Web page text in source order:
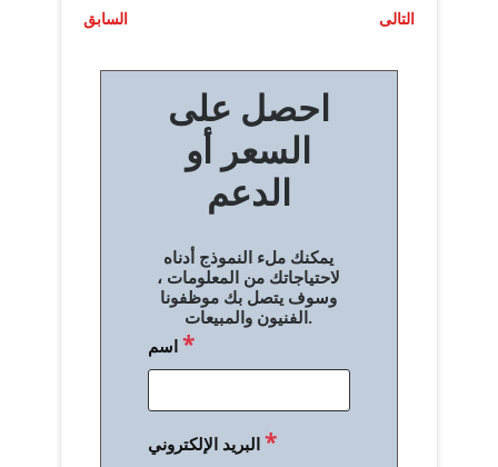
ت
ص
السابق التالى
احصل على
السعر أو
الدعم
يمكنك ملء النموذج أدناه
لاحتياجاتك من المعلومات ،
وسوف يتصل بك موظفونا
الفنيون والمبيعات.
اسم*
البريد الإلكتروني*